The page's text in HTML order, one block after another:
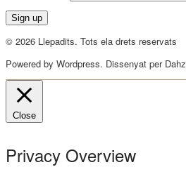
© 2026 Llepadits. Tots ela drets reservats
Powered by Wordpress. Dissenyat per Dahz
Close
Privacy Overview